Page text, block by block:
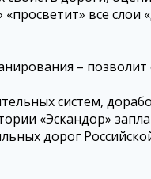
все
–
систем,
«Эскандор»
дорог